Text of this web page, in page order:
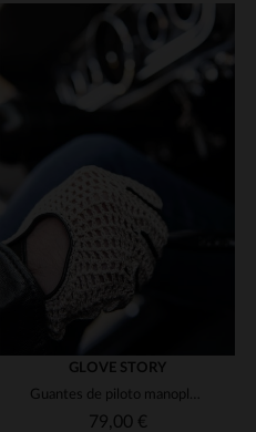
TALLAS DISPONIBLES
TU
GLOVE STORY
Guantes de piloto manoplas de cuero negro con ganchos de algodón
79,00 €